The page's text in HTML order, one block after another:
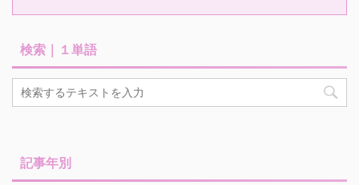
検索｜１単語
記事年別